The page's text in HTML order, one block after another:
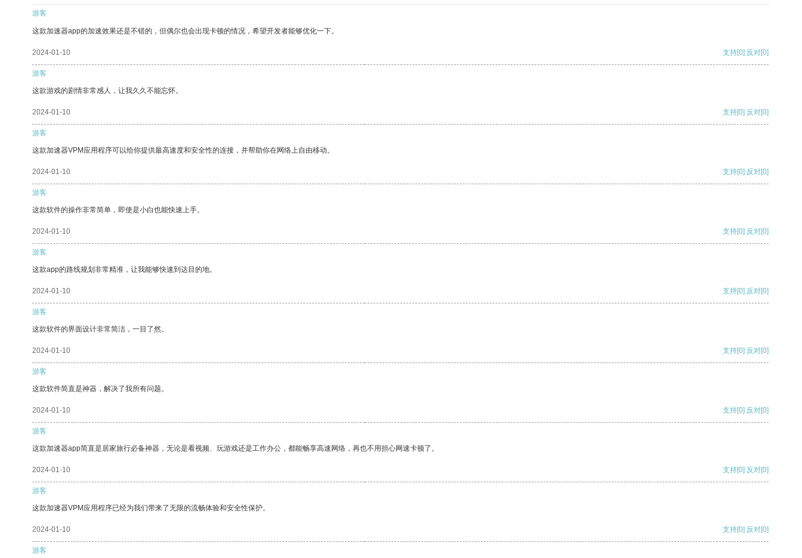
游客
这款加速器app的加速效果还是不错的，但偶尔也会出现卡顿的情况，希望开发者能够优化一下。
2024-01-10 支持[0] 反对[0]
游客
这款游戏的剧情非常感人，让我久久不能忘怀。
2024-01-10 支持[0] 反对[0]
游客
这款加速器VPM应用程序可以给你提供最高速度和安全性的连接，并帮助你在网络上自由移动。
2024-01-10 支持[0] 反对[0]
游客
这款软件的操作非常简单，即使是小白也能快速上手。
2024-01-10 支持[0] 反对[0]
游客
这款app的路线规划非常精准，让我能够快速到达目的地。
2024-01-10 支持[0] 反对[0]
游客
这款软件的界面设计非常简洁，一目了然。
2024-01-10 支持[0] 反对[0]
游客
这款软件简直是神器，解决了我所有问题。
2024-01-10 支持[0] 反对[0]
游客
这款加速器app简直是居家旅行必备神器，无论是看视频、玩游戏还是工作办公，都能畅享高速网络，再也不用担心网速卡顿了。
2024-01-10 支持[0] 反对[0]
游客
这款加速器VPM应用程序已经为我们带来了无限的流畅体验和安全性保护。
2024-01-10 支持[0] 反对[0]
游客